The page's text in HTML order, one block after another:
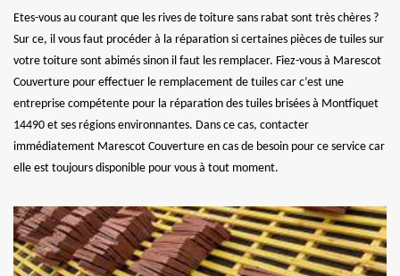
Etes-vous au courant que les rives de toiture sans rabat sont très chères ?
Sur ce, il vous faut procéder à la réparation si certaines pièces de tuiles sur
votre toiture sont abimés sinon il faut les remplacer. Fiez-vous à Marescot
Couverture pour effectuer le remplacement de tuiles car c’est une
entreprise compétente pour la réparation des tuiles brisées à Montfiquet
14490 et ses régions environnantes. Dans ce cas, contacter
immédiatement Marescot Couverture en cas de besoin pour ce service car
elle est toujours disponible pour vous à tout moment.